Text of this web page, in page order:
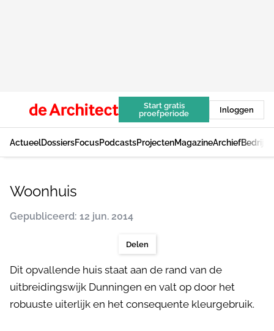
Start gratis
proefperiode
Inloggen
ActueelDossiersFocusPodcastsProjectenMagazineArchief
Woonhuis
Gepubliceerd: 12 jun. 2014
Delen
Dit opvallende huis staat aan de rand van de
uitbreidingswijk Dunningen en valt op door het
robuuste uiterlijk en het consequente kleurgebruik.